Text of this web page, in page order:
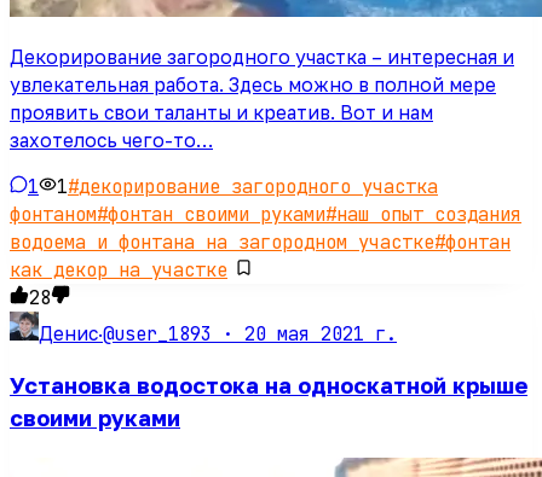
Декорирование загородного участка – интересная и
увлекательная работа. Здесь можно в полной мере
проявить свои таланты и креатив. Вот и нам
захотелось чего-то…
1 1#декорирование загородного участка
фонтаном#фонтан своими руками#наш опыт создания
водоема и фонтана на загородном участке#фонтан
как декор на участке
28
Денис·@user_1893 · 20 мая 2021 г.
Установка водостока на односкатной крыше
своими руками